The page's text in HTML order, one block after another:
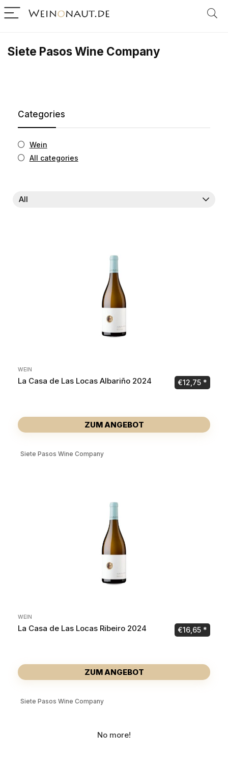
Siete Pasos Wine Company
Categories
Wein
All categories
All
WEIN
La Casa de Las Locas Albariño 2024 €12,75
ZUM ANGEBOT
Siete Pasos Wine Company
WEIN
La Casa de Las Locas Ribeiro 2024 €16,65
ZUM ANGEBOT
Siete Pasos Wine Company
No more!